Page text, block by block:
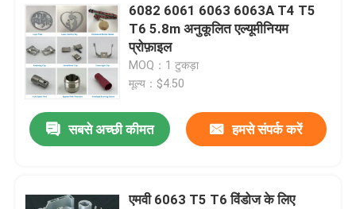
6082 6061 6063 6063A T4 T5
T6 5.8m अनुकूलित एल्यूमीनियम
प्रोफ़ाइल
MOQ：1 टुकड़ा
मूल्य：$4.50
सबसे अच्छी कीमत हमसे संपर्क करें
एमवी 6063 T5 T6 विंडोज के लिए